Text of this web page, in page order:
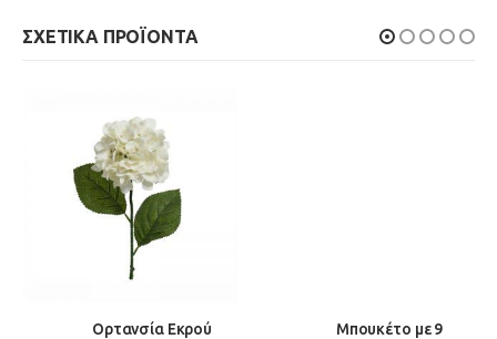
ΣΧΕΤΙΚΆ ΠΡΟΪΌΝΤΑ
Ορτανσία Εκρού
Μπουκέτο με 9